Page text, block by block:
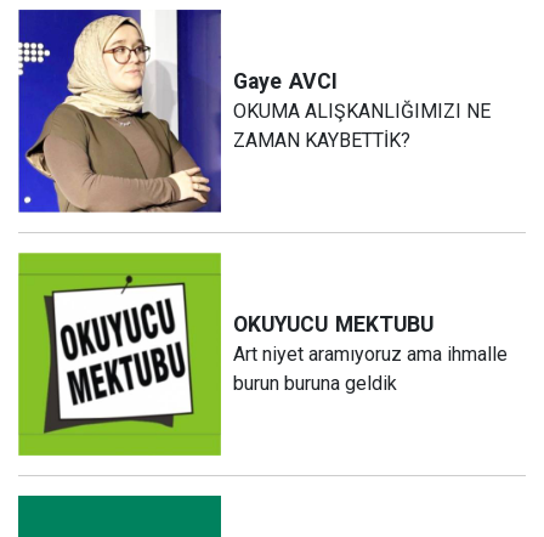
Gaye AVCI
OKUMA ALIŞKANLIĞIMIZI NE
ZAMAN KAYBETTİK?
OKUYUCU MEKTUBU
Art niyet aramıyoruz ama ihmalle
burun buruna geldik